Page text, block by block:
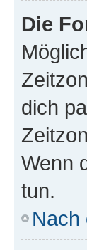
Die
dich
Wenn
tun.
Nach